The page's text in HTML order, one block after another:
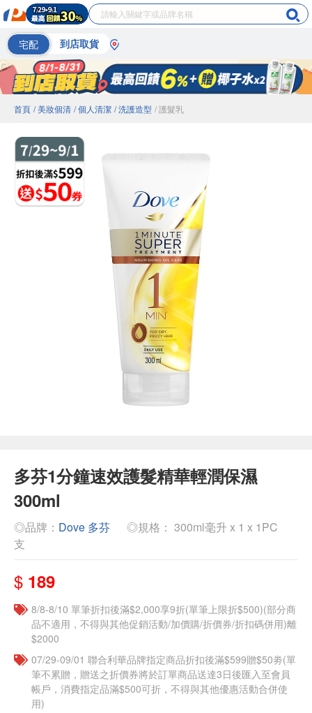
宅配 到店取貨
首頁 / 美妝個清 / 個人清潔 / 洗護造型 / 護髮乳
多芬1分鐘速效護髮精華輕潤保濕
300ml
◎品牌： Dove 多芬
◎規格： 300ml毫升 x 1 x 1PC
支
$ 189
8/8-8/10 單筆折扣後滿$2,000享9折(單筆上限折$500)(部分商
品不適用，不得與其他促銷活動/加價購/折價券/折扣碼併用)離
$2000
07/29-09/01 聯合利華品牌指定商品折扣後滿$599贈$50劵(單
筆不累贈，贈送之折價券將於訂單商品送達3日後匯入至會員
帳戶，消費指定品滿$500可折，不得與其他優惠活動合併使
用)